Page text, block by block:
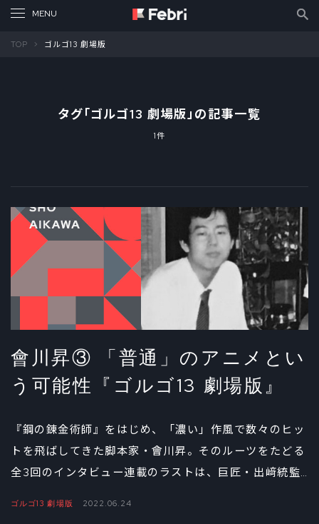
TOP ゴルゴ13 劇場版
タグ「ゴルゴ13 劇場版」の記事一覧
1件
會川昇③ 「普通」のアニメとい
う可能性『ゴルゴ13 劇場版』
『鋼の錬金術師』をはじめ、「濃い」作風で数々のヒッ
トを飛ばしてきた脚本家・會川昇。そのルーツをたどる
全3回のインタビュー連載のラストは、巨匠・出﨑統監
ゴルゴ13 劇場版 2022.06.24